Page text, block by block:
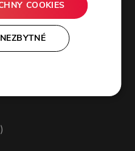
COOKIES